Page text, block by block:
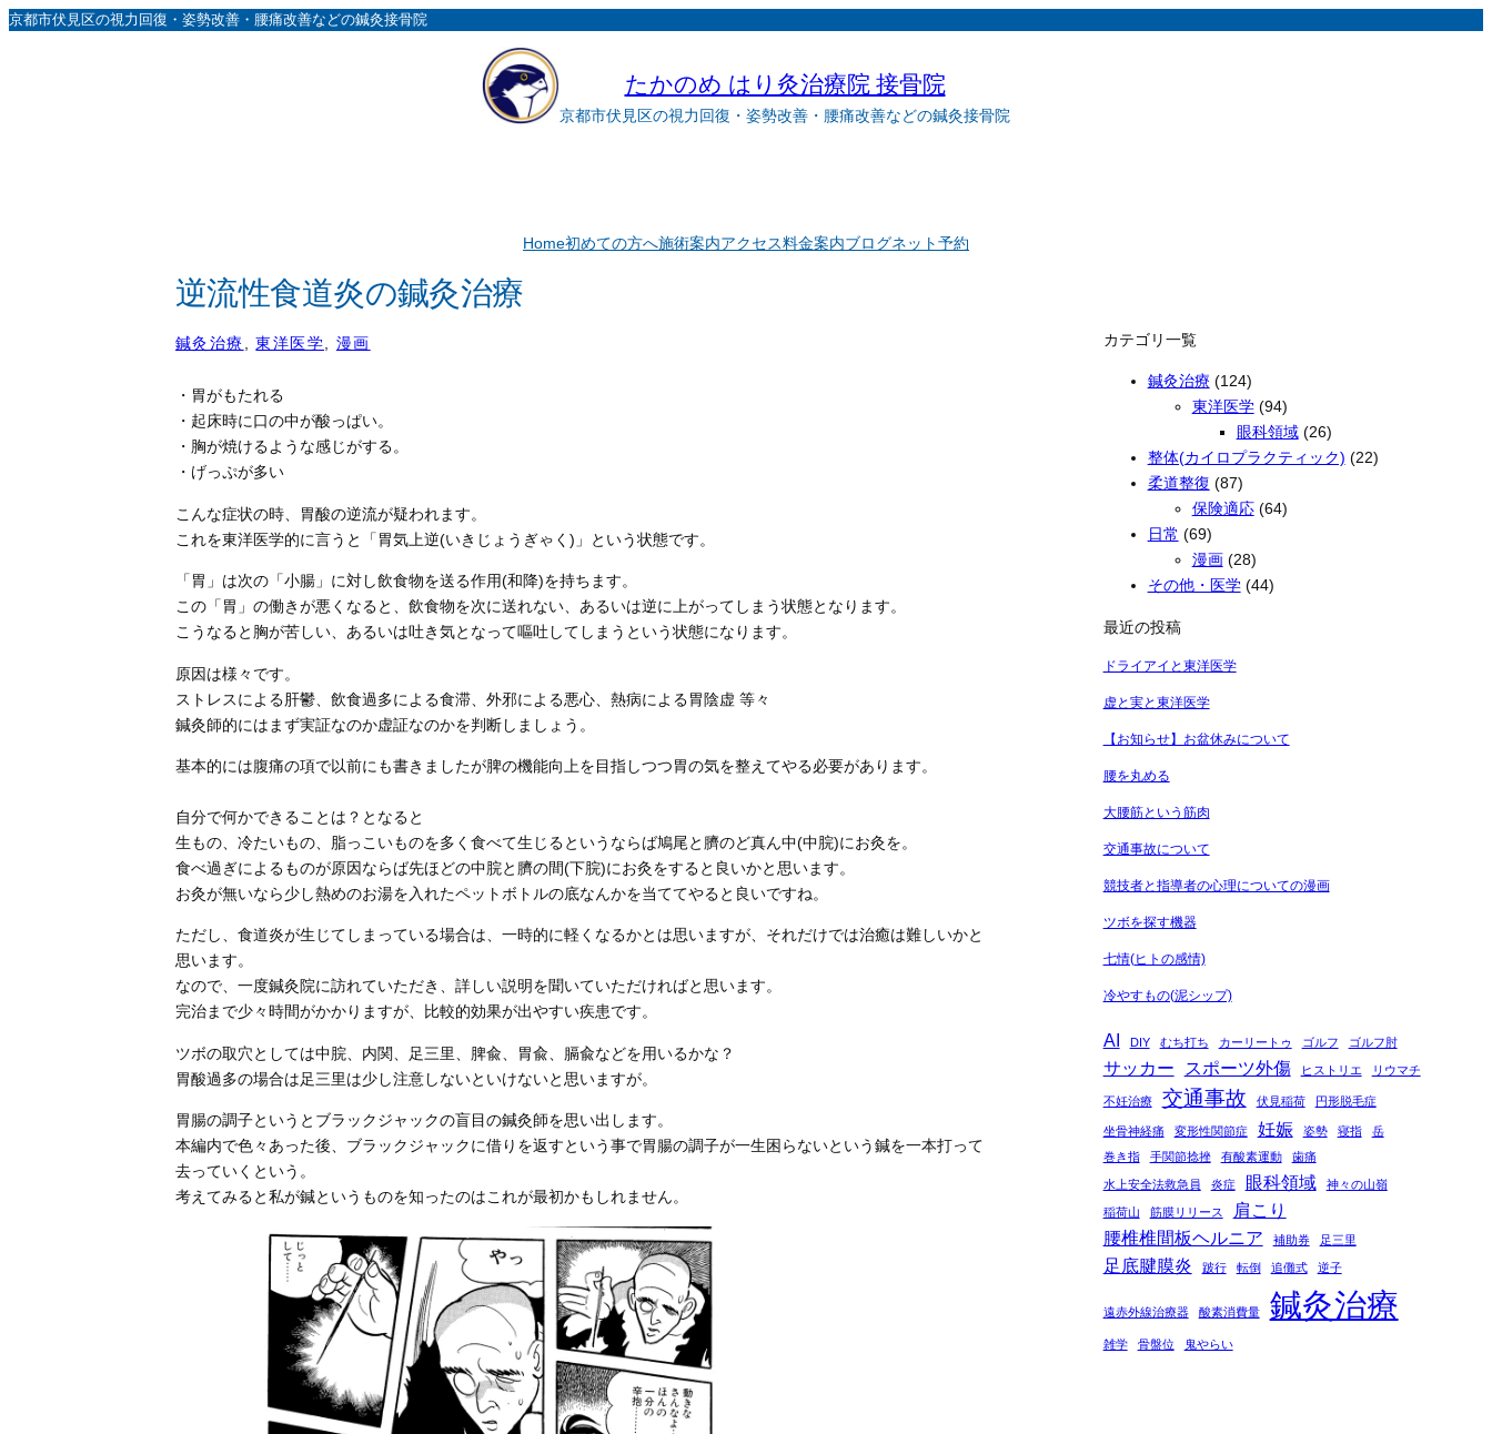
内
京都市伏見区の視力回復・姿勢改善・腰痛改善などの鍼灸接骨院
たかのめ はり灸治療院 接骨院
京都市伏見区の視力回復・姿勢改善・腰痛改善などの鍼灸接骨院
Home初めての方へ施術案内アクセス料金案内ブログネット予約
逆流性食道炎の鍼灸治療
鍼灸治療 , 東洋医学 漫画
・胃がもたれる
・起床時に口の中が酸っぱい。
・胸が焼けるような感じがする。
・げっぷが多い
こんな症状の時、胃酸の逆流が疑われます。
これを東洋医学的に言うと「胃気上逆(いきじょうぎゃく)」という状態です。
「胃」は次の「小腸」に対し飲食物を送る作用(和降)を持ちます。
この「胃」の働きが悪くなると、飲食物を次に送れない、あるいは逆に上がってしまう状態となります。
こうなると胸が苦しい、あるいは吐き気となって嘔吐してしまうという状態になります。
原因は様々です。
ストレスによる肝鬱、飲食過多による食滞、外邪による悪心、熱病による胃陰虚 等々
鍼灸師的にはまず実証なのか虚証なのかを判断しましょう。
基本的には腹痛の項で以前にも書きましたが脾の機能向上を目指しつつ胃の気を整えてやる必要があります。
自分で何かできることは？となると
生もの、冷たいもの、脂っこいものを多く食べて生じるというならば鳩尾と臍のど真ん中(中脘)にお灸を。
食べ過ぎによるものが原因ならば先ほどの中脘と臍の間(下脘)にお灸をすると良いかと思います。
お灸が無いなら少し熱めのお湯を入れたペットボトルの底なんかを当ててやると良いですね。
ただし、食道炎が生じてしまっている場合は、一時的に軽くなるかとは思いますが、それだけでは治癒は難しいかと
思います。
なので、一度鍼灸院に訪れていただき、詳しい説明を聞いていただければと思います。
完治まで少々時間がかかりますが、比較的効果が出やすい疾患です。
ツボの取穴としては中脘、内関、足三里、脾兪、胃兪、膈兪などを用いるかな？
胃酸過多の場合は足三里は少し注意しないといけないと思いますが。
胃腸の調子というとブラックジャックの盲目の鍼灸師を思い出します。
本編内で色々あった後、ブラックジャックに借りを返すという事で胃腸の調子が一生困らないという鍼を一本打って
去っていくという。
考えてみると私が鍼というものを知ったのはこれが最初かもしれません。
カテゴリ一覧
鍼灸治療 (124)
東洋医学(94)
眼科領域(26)
整体(カイロプラクティック) (22)
柔道整復 (87)
保険適応(64)
日常 (69)
漫画(28)
その他・医学(44)
最近の投稿
ドライアイと東洋医学
虚と実と東洋医学
【お知らせ】お盆休みについて
腰を丸める
大腰筋という筋肉
交通事故について
競技者と指導者の心理についての漫画
ツボを探す機器
七情(ヒトの感情)
冷やすもの(泥シップ)
AI DIY むち打ち カーリートゥ ゴルフ ゴルフ肘
サッカー スポーツ外傷 ヒストリエ リウマチ
不妊治療 交通事故 伏見稲荷 円形脱毛症
坐骨神経痛 変形性関節症 妊娠 姿勢 寝指
岳
巻き指
手関節捻挫 有酸素運動 歯痛
水上安全法救急員 炎症 眼科領域 神々の山嶺
稲荷山 筋膜リリース
肩こり
腰椎椎間板ヘルニア
補助券 足三里
足底腱膜炎 跛行 転倒 追儺式 逆子
遠赤外線治療器 酸素消費量 鍼灸治療
雑学 骨盤位 鬼やらい